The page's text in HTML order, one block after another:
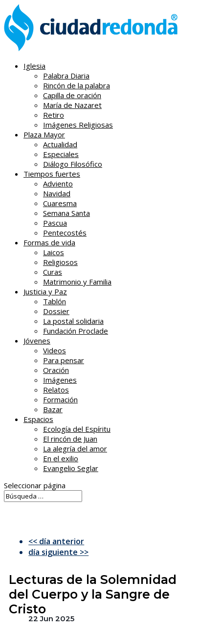
Iglesia
Palabra Diaria
Rincón de la palabra
Capilla de oración
María de Nazaret
Retiro
Imágenes Religiosas
Plaza Mayor
Actualidad
Especiales
Diálogo Filosófico
Tiempos fuertes
Adviento
Navidad
Cuaresma
Semana Santa
Pascua
Pentecostés
Formas de vida
Laicos
Religiosos
Curas
Matrimonio y Familia
Justicia y Paz
Tablón
Dossier
La postal solidaria
Fundación Proclade
Jóvenes
Videos
Para pensar
Oración
Imágenes
Relatos
Formación
Bazar
Espacios
Ecología del Espíritu
El rincón de Juan
La alegría del amor
En el exilio
Evangelio Seglar
Seleccionar página
<< día anterior
día siguiente >>
Lecturas de la Solemnidad
del Cuerpo y la Sangre de
Cristo
22 Jun 2025